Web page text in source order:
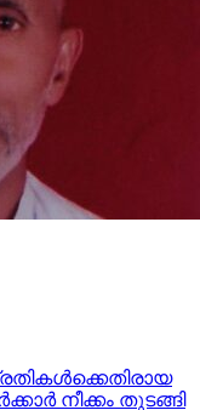
നീക്കം തുടങ്ങി